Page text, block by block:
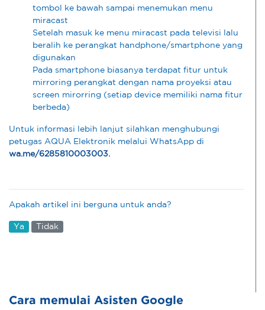
tombol ke bawah sampai menemukan menu
miracast
Setelah masuk ke menu miracast pada televisi lalu
beralih ke perangkat handphone/smartphone yang
digunakan
Pada smartphone biasanya terdapat fitur untuk
mirroring perangkat dengan nama proyeksi atau
screen mirorring (setiap device memiliki nama fitur
berbeda)
Untuk informasi lebih lanjut silahkan menghubungi
petugas AQUA Elektronik melalui WhatsApp di
wa.me/6285810003003.
Apakah artikel ini berguna untuk anda?
Ya Tidak
Cara memulai Asisten Google